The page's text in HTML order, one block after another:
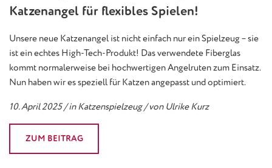
Katzenangel für flexibles Spielen!
Unsere neue Katzenangel ist nicht einfach nur ein Spielzeug – sie
ist ein echtes High-Tech-Produkt! Das verwendete Fiberglas
kommt normalerweise bei hochwertigen Angelruten zum Einsatz.
Nun haben wir es speziell für Katzen angepasst und optimiert.
10. April 2025 / in Katzenspielzeug / von Ulrike Kurz
ZUM BEITRAG